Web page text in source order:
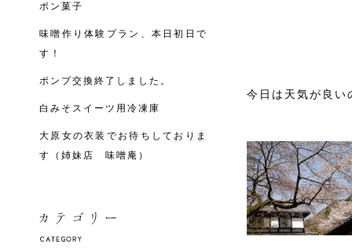
ポン菓子
味噌作り体験プラン、本日初日で
す！
ポンプ交換終了しました。
白みそスイーツ用冷凍庫
大原女の衣装でお待ちしておりま
す（姉妹店 味噌庵）
今日は天気が良い